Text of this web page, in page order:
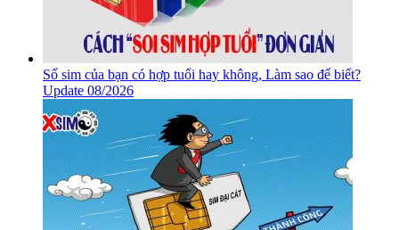
Số sim của bạn có hợp tuổi hay không, Làm sao để biết?
Update 08/2026